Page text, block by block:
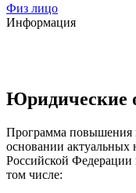
Физ лицо
Информация
Юридические
Программа повышения
основании актуальных
Российской Федерации
том числе: